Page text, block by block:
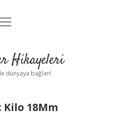
Uyarı
menüyü
Hikayeleri
dünyaya bağlan!
Kilo 18Mm